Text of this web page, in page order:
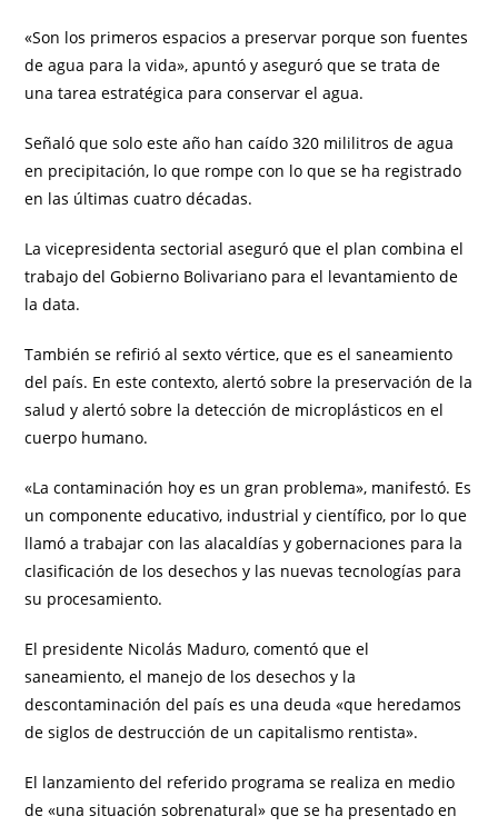
«Son los primeros espacios a preservar porque son fuentes
de agua para la vida», apuntó y aseguró que se trata de
una tarea estratégica para conservar el agua.
Señaló que solo este año han caído 320 mililitros de agua
en precipitación, lo que rompe con lo que se ha registrado
en las últimas cuatro décadas.
La vicepresidenta sectorial aseguró que el plan combina el
trabajo del Gobierno Bolivariano para el levantamiento de
la data.
También se refirió al sexto vértice, que es el saneamiento
del país. En este contexto, alertó sobre la preservación de la
salud y alertó sobre la detección de microplásticos en el
cuerpo humano.
«La contaminación hoy es un gran problema», manifestó. Es
un componente educativo, industrial y científico, por lo que
llamó a trabajar con las alacaldías y gobernaciones para la
clasificación de los desechos y las nuevas tecnologías para
su procesamiento.
El presidente Nicolás Maduro, comentó que el
saneamiento, el manejo de los desechos y la
descontaminación del país es una deuda «que heredamos
de siglos de destrucción de un capitalismo rentista».
El lanzamiento del referido programa se realiza en medio
de «una situación sobrenatural» que se ha presentado en